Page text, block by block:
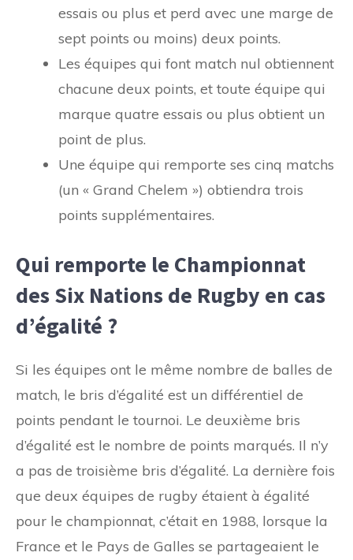
essais ou plus et perd avec une marge de
sept points ou moins) deux points.
Les équipes qui font match nul obtiennent
chacune deux points, et toute équipe qui
marque quatre essais ou plus obtient un
point de plus.
Une équipe qui remporte ses cinq matchs
(un « Grand Chelem ») obtiendra trois
points supplémentaires.
Qui remporte le Championnat
des Six Nations de Rugby en cas
d’égalité ?
Si les équipes ont le même nombre de balles de
match, le bris d’égalité est un différentiel de
points pendant le tournoi. Le deuxième bris
d’égalité est le nombre de points marqués. Il n’y
a pas de troisième bris d’égalité. La dernière fois
que deux équipes de rugby étaient à égalité
pour le championnat, c’était en 1988, lorsque la
France et le Pays de Galles se partageaient le